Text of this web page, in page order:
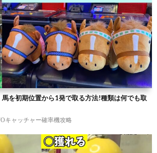
馬を初期位置から1発で取る方法!種類は何でも取
キャッチャー確率機攻略